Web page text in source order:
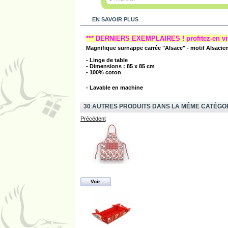
EN SAVOIR PLUS
*** DERNIERS EXEMPLAIRES ! profitez-en
Magnifique surnappe carrée "Alsace" - motif
- Linge de table
- Dimensions : 85 x 85 cm
- 100% coton
- Lavable en machine
30 AUTRES PRODUITS DANS LA MÊME
Précédent
Voir